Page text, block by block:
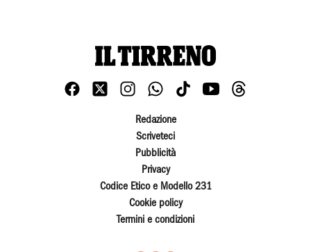
Redazione
Scriveteci
Pubblicità
Privacy
Codice Etico e Modello 231
Cookie policy
Termini e condizioni